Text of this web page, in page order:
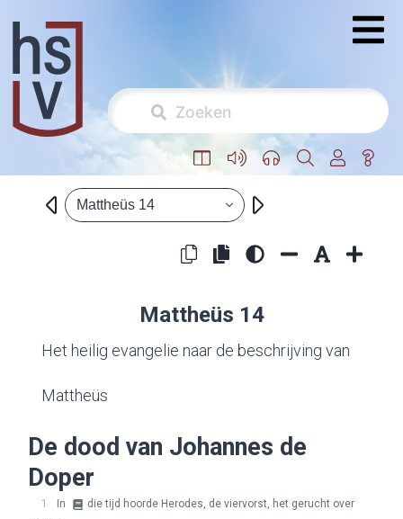
Mattheüs 14
Mattheüs 14
Het heilig evangelie naar de beschrijving van
Mattheüs
De dood van Johannes de
Doper
1 In
die tijd hoorde Herodes, de viervorst, het gerucht over